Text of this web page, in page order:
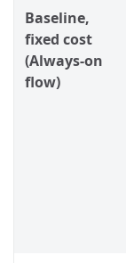
Baseline,
fixed cost
(Always-on
flow)